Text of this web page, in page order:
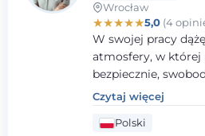
Wrocław
★★★★★5,0(4
W swojej pracy
atmosfery, w której
bezpiecznie,
wysłuchany(-a).
towarzyszeniu Ci w
dobrostanu,
Czytaj więcej
Polski